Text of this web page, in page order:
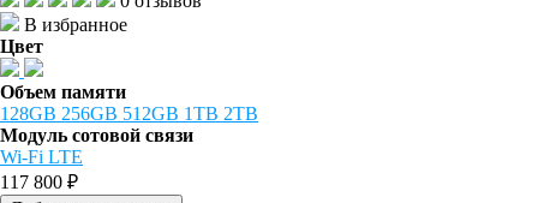
В избранное
Цвет
Объем памяти
128GB 256GB 512GB 1TB 2TB
Модуль сотовой связи
Wi-Fi LTE
117 800 ₽